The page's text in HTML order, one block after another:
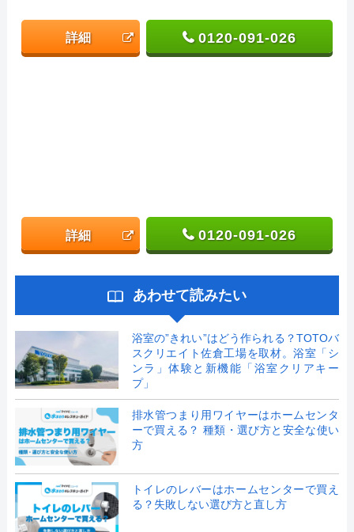
詳細 0120-091-026
詳細 0120-091-026
あわせて読みたい
浴室の”きれい”はどう作られる？TOTOバ
スクリエイト佐倉工場を取材。浴室「シ
ンラ」体験と新機能「浴室クリアキー
プ」
排水管つまり用ワイヤーはホームセンタ
ーで買える？ 種類・選び方と安全な使い
方
トイレのレバーはホームセンターで買え
る？失敗しない選び方と直し方